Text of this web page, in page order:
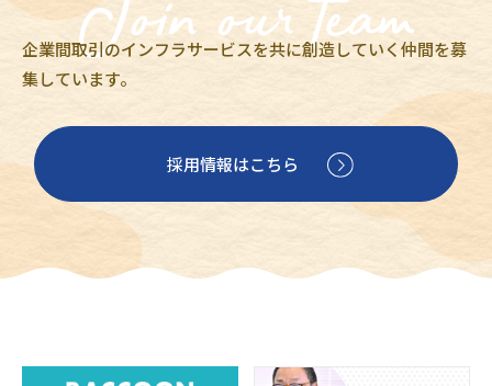
企業間取引のインフラサービスを共に創造していく仲間を募
集しています。
採用情報はこちら